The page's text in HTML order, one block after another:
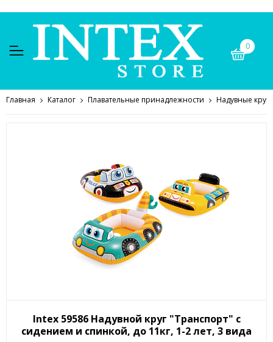
0
Главная Каталог Плавательные принадлежности Надувные
Intex 59586 Надувной круг "Транспорт" с
сидением и спинкой, до 11кг, 1-2 лет, 3 вида